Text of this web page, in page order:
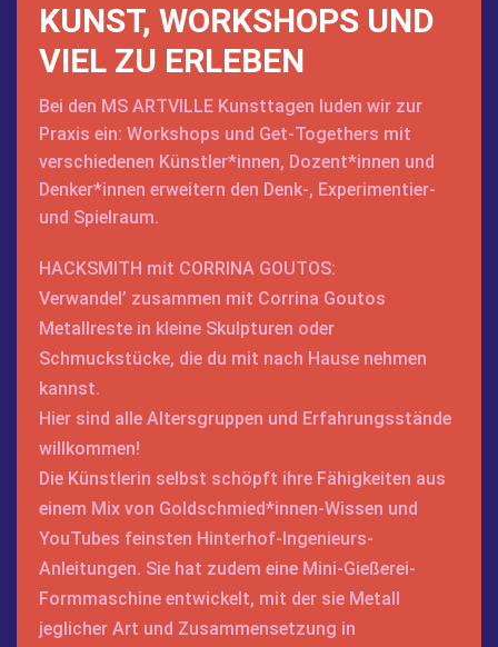
KUNST, WORKSHOPS UND
VIEL ZU ERLEBEN
Bei den MS ARTVILLE Kunsttagen luden wir zur
Praxis ein: Workshops und Get-Togethers mit
verschiedenen Künstler*innen, Dozent*innen und
Denker*innen erweitern den Denk-, Experimentier-
und Spielraum.
HACKSMITH mit CORRINA GOUTOS:
Verwandel’ zusammen mit Corrina Goutos
Metallreste in kleine Skulpturen oder
Schmuckstücke, die du mit nach Hause nehmen
kannst.
Hier sind alle Altersgruppen und Erfahrungsstände
willkommen!
Die Künstlerin selbst schöpft ihre Fähigkeiten aus
einem Mix von Goldschmied*innen-Wissen und
YouTubes feinsten Hinterhof-Ingenieurs-
Anleitungen. Sie hat zudem eine Mini-Gießerei-
Formmaschine entwickelt, mit der sie Metall
jeglicher Art und Zusammensetzung in